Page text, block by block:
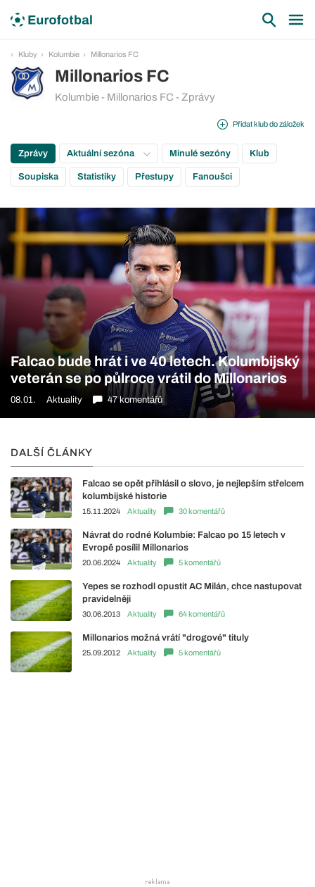
Kluby Kolumbie Millonarios FC
Millonarios FC
Kolumbie - Millonarios FC - Zprávy
Přidat klub do záložek
Zprávy Aktuální sezóna Minulé sezóny Klub
Soupiska Statistiky Přestupy Fanoušci
Falcao bude hrát i ve 40 letech. Kolumbijský
veterán se po půlroce vrátil do Millonarios
08.01. Aktuality 47 komentářů
DALŠÍ ČLÁNKY
Falcao se opět přihlásil o slovo, je nejlepším střelcem
kolumbijské historie
15.11.2024 Aktuality 30 komentářů
Návrat do rodné Kolumbie: Falcao po 15 letech v
Evropě posílil Millonarios
20.06.2024 Aktuality 5 komentářů
Yepes se rozhodl opustit AC Milán, chce nastupovat
pravidelněji
30.06.2013 Aktuality 64 komentářů
Millonarios možná vrátí "drogové" tituly
25.09.2012 Aktuality 5 komentářů